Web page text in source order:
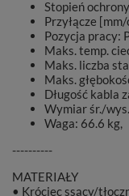
Stopień
Przyłącze
Pozycja pracy:
Maks. temp.
Maks. liczba
Maks.
Długość kabla
Wymiar śr./
Waga: 66.6 kg,
----------
MATERIAŁY
• Króciec ssący/